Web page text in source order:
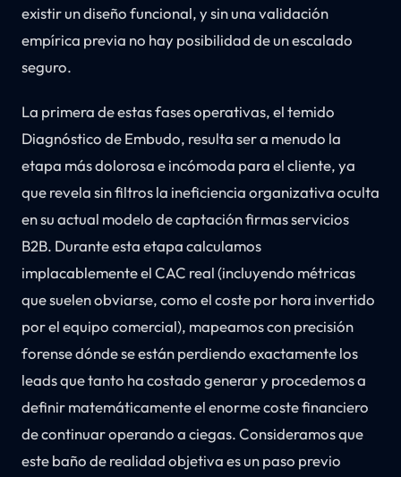
existir un diseño funcional, y sin una validación
empírica previa no hay posibilidad de un escalado
seguro.
La primera de estas fases operativas, el temido
Diagnóstico de Embudo, resulta ser a menudo la
etapa más dolorosa e incómoda para el cliente, ya
que revela sin filtros la ineficiencia organizativa oculta
en su actual modelo de captación firmas servicios
B2B. Durante esta etapa calculamos
implacablemente el CAC real (incluyendo métricas
que suelen obviarse, como el coste por hora invertido
por el equipo comercial), mapeamos con precisión
forense dónde se están perdiendo exactamente los
leads que tanto ha costado generar y procedemos a
definir matemáticamente el enorme coste financiero
de continuar operando a ciegas. Consideramos que
este baño de realidad objetiva es un paso previo